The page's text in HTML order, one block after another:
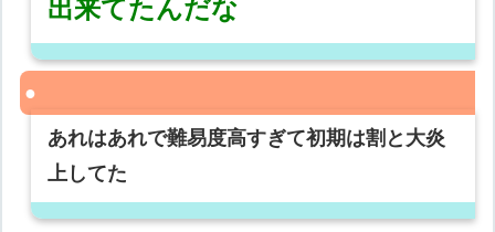
出来てたんだな
あれはあれで難易度高すぎて初期は割と大炎
上してた